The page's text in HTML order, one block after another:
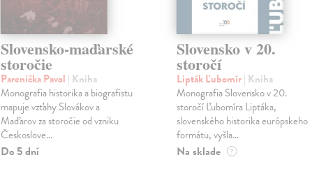
Slovensko-maďarské
storočie
Parenička Pavol | Kniha
Monografia historika a biografistu
mapuje vzťahy Slovákov a
Maďarov za storočie od vzniku
Českoslove...
Do 5 dní
Slovensko v 20.
storočí
Lipták Ľubomír| Kniha
Monografia Slovensko v 20.
storočí Ľubomíra Liptáka,
slovenského historika európskeho
formátu, vyšla...
Na sklade ?